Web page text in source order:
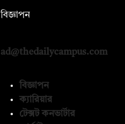
বিজ্ঞাপন
ad@thedailycampus.com
বিজ্ঞাপন
ক্যারিয়ার
টেক্সট কনভার্টার